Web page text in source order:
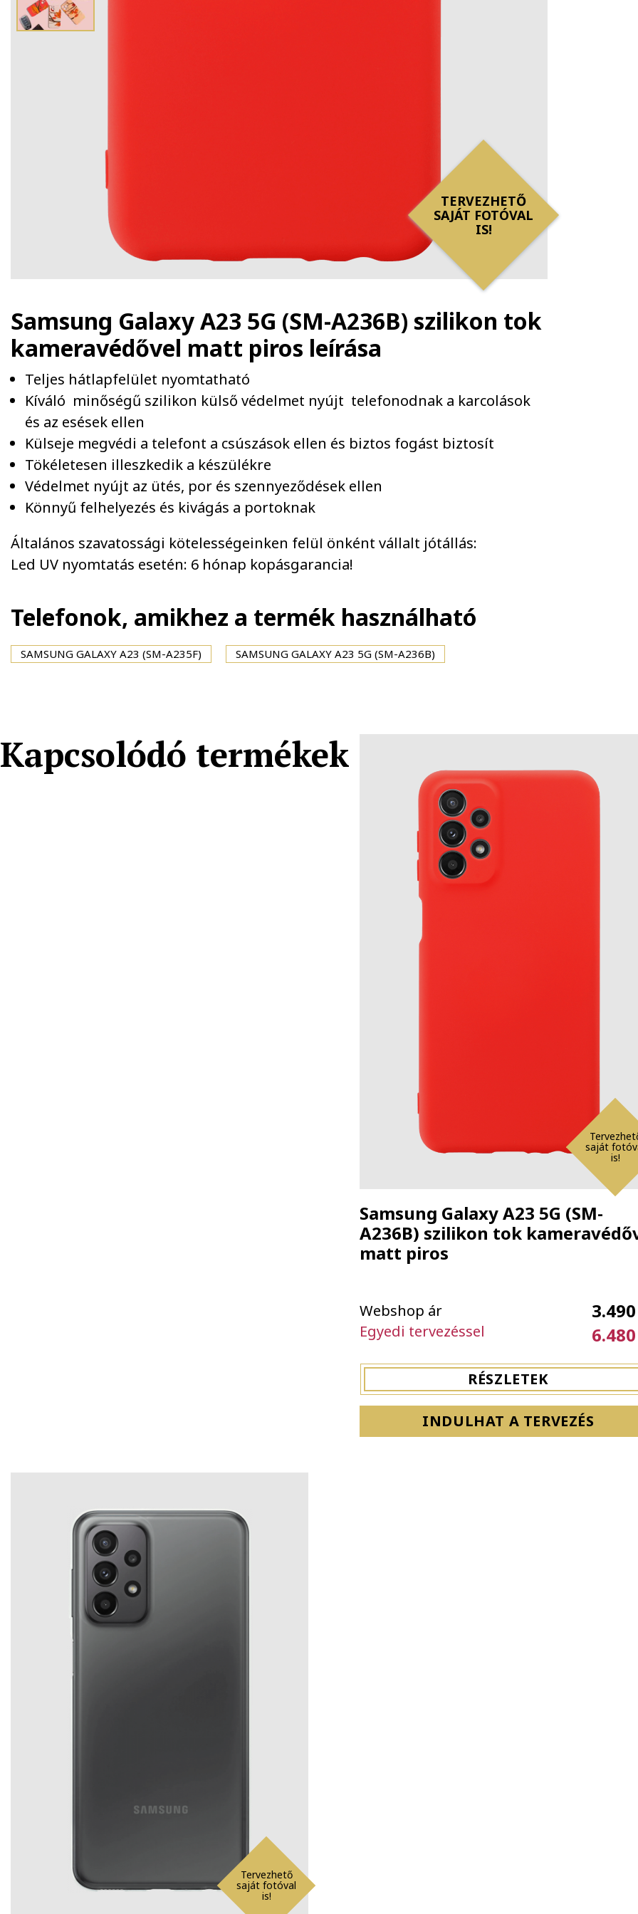
TERVEZHETŐ
SAJÁT FOTÓVAL
IS!
Samsung Galaxy A23 5G (SM-A236B) szilikon tok
kameravédővel matt piros leírása
Teljes hátlapfelület nyomtatható
Kíváló minőségű szilikon külső védelmet nyújt telefonodnak a karcolások
és az esések ellen
Külseje megvédi a telefont a csúszások ellen és biztos fogást biztosít
Tökéletesen illeszkedik a készülékre
Védelmet nyújt az ütés, por és szennyeződések ellen
Könnyű felhelyezés és kivágás a portoknak
Általános szavatossági kötelességeinken felül önként vállalt jótállás:
Led UV nyomtatás esetén: 6 hónap kopásgarancia!
Telefonok, amikhez a termék használható
SAMSUNG GALAXY A23 (SM-A235F) SAMSUNG GALAXY A23 5G (SM-A236B)
Kapcsolódó termékek
saját
is!
Samsung Galaxy A23 5G (SM-
A236B) szilikon tok
matt piros
Webshop ár
Egyedi tervezéssel
RÉSZLETEK
INDULHAT A TERVEZÉS
Tervezhető
saját fotóval
is!